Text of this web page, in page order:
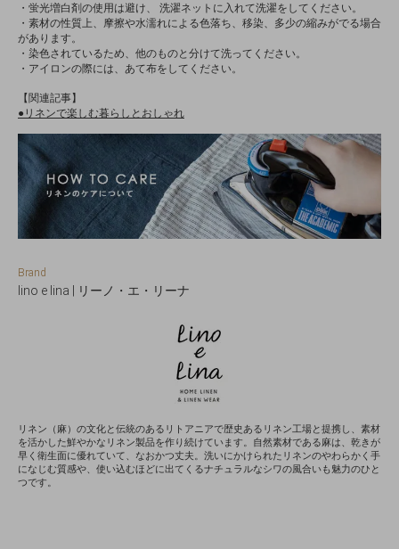
・蛍光増白剤の使用は避け、 洗濯ネットに入れて洗濯をしてください。
・素材の性質上、摩擦や水濡れによる色落ち、移染、多少の縮みがでる場合
があります。
・染色されているため、他のものと分けて洗ってください。
・アイロンの際には、あて布をしてください。
【関連記事】
●リネンで楽しむ暮らしとおしゃれ
Brand
lino e lina | リーノ・エ・リーナ
リネン（麻）の文化と伝統のあるリトアニアで歴史あるリネン工場と提携し、素材
を活かした鮮やかなリネン製品を作り続けています。自然素材である麻は、乾きが
早く衛生面に優れていて、なおかつ丈夫。洗いにかけられたリネンのやわらかく手
になじむ質感や、使い込むほどに出てくるナチュラルなシワの風合いも魅力のひと
つです。